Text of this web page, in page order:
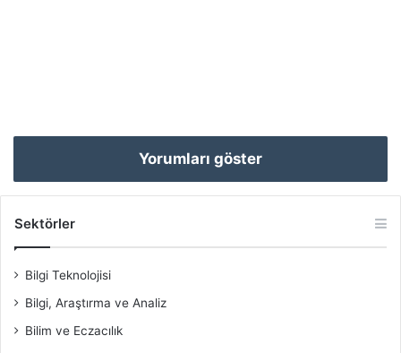
Yorumları göster
Sektörler
Bilgi Teknolojisi
Bilgi, Araştırma ve Analiz
Bilim ve Eczacılık